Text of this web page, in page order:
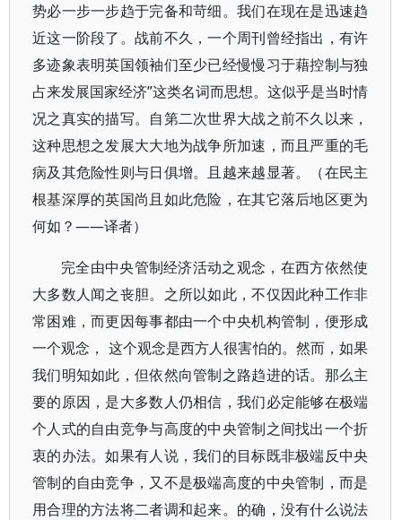
势必一步一步趋于完备和苛细。我们在现在是迅速趋
近这一阶段了。战前不久，一个周刊曾经指出，有许
多迹象表明英国领袖们至少已经慢慢习于藉控制与独
占来发展国家经济”这类名词而思想。这似乎是当时情
况之真实的描写。自第二次世界大战之前不久以来，
这种思想之发展大大地为战争所加速，而且严重的毛
病及其危险性则与日俱增。且越来越显著。（在民主
根基深厚的英国尚且如此危险，在其它落后地区更为
何如？——译者）
完全由中央管制经济活动之观念，在西方依然使
大多数人闻之丧胆。之所以如此，不仅因此种工作非
常困难，而更因每事都由一个中央机构管制，便形成
一个观念， 这个观念是西方人很害怕的。然而，如果
我们明知如此，但依然向管制之路趋进的话。那么主
要的原因，是大多数人仍相信，我们必定能够在极端
个人式的自由竞争与高度的中央管制之间找出一个折
衷的办法。如果有人说，我们的目标既非极端反中央
管制的自由竞争，又不是极端高度的中央管制，而是
用合理的方法将二者调和起来。的确，没有什么说法